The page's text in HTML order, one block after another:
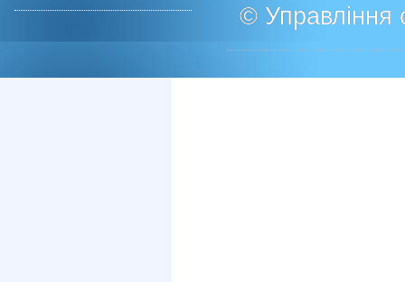
© Управління